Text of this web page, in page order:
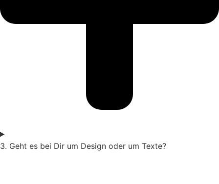
3. Geht es bei Dir um Design oder um Texte?